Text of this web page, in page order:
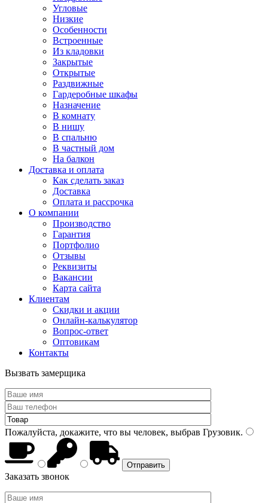
Угловые
Низкие
Особенности
Встроенные
Из кладовки
Закрытые
Открытые
Раздвижные
Гардеробные шкафы
Назначение
В комнату
В нишу
В спальню
В частный дом
На балкон
Доставка и оплата
Как сделать заказ
Доставка
Оплата и рассрочка
О компании
Производство
Гарантия
Портфолио
Отзывы
Реквизиты
Вакансии
Карта сайта
Клиентам
Скидки и акции
Онлайн-калькулятор
Вопрос-ответ
Оптовикам
Контакты
Вызвать замерщика
Пожалуйста, докажите, что вы человек, выбрав Грузовик.
Заказать звонок